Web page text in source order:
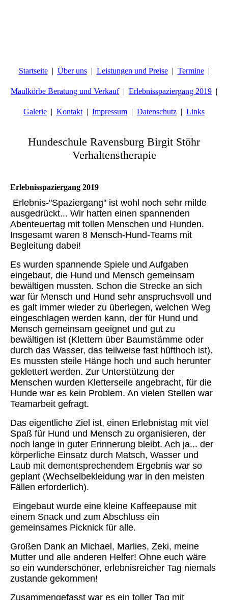
Startseite Über uns Leistungen und Preise Termine
Maulkörbe Beratung und Verkauf Erlebnisspaziergang 2019
Galerie Kontakt Impressum Datenschutz Links
Hundeschule Ravensburg Birgit Stöhr
Verhaltenstherapie
Erlebnisspaziergang 2019
Erlebnis-"Spaziergang" ist wohl noch sehr milde
ausgedrückt... Wir hatten einen spannenden
Abenteuertag mit tollen Menschen und Hunden.
Insgesamt waren 8 Mensch-Hund-Teams mit
Begleitung dabei!
Es wurden spannende Spiele und Aufgaben
eingebaut, die Hund und Mensch gemeinsam
bewältigen mussten. Schon die Strecke an sich
war für Mensch und Hund sehr anspruchsvoll und
es galt immer wieder zu überlegen, welchen Weg
eingeschlagen werden kann, der für Hund und
Mensch gemeinsam geeignet und gut zu
bewältigen ist (Klettern über Baumstämme oder
durch das Wasser, das teilweise fast hüfthoch ist).
Es mussten steile Hänge hoch und auch herunter
geklettert werden. Zur Unterstützung der
Menschen wurden Kletterseile angebracht, für die
Hunde war es kein Problem. An vielen Stellen war
Teamarbeit gefragt.
Das eigentliche Ziel ist, einen Erlebnistag mit viel
Spaß für Hund und Mensch zu organisieren, der
noch lange in guter Erinnerung bleibt. Ach ja... der
körperliche Einsatz durch Matsch, Wasser und
Laub mit dementsprechendem Ergebnis war so
geplant (Wechselbekleidung war in den meisten
Fällen erforderlich).
Eingebaut wurde eine kleine Kaffeepause mit
einem Snack und zum Abschluss ein
gemeinsames Picknick für alle.
Großen Dank an Michael, Marlies, Zeki, meine
Mutter und alle anderen Helfer! Ohne euch wäre
so ein wunderschöner, erlebnisreicher Tag niemals
zustande gekommen!
Zusammengefasst war es ein toller Tag mit